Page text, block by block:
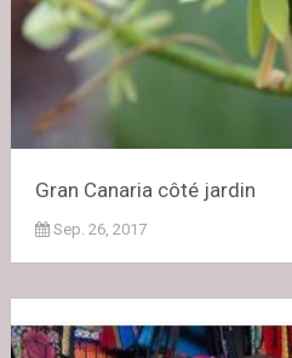
Gran Canaria côté jardin
Sep. 26, 2017